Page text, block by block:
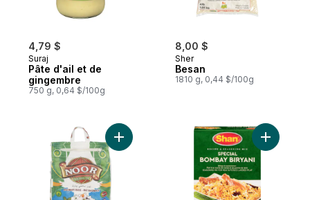
4,79 $
Suraj
Pâte d'ail et de
gingembre
750 g, 0,64 $/100g
8,00 $
Sher
Besan
1810 g, 0,44 $/100g
Ajouter Riz basmati Noor au panierAjouter